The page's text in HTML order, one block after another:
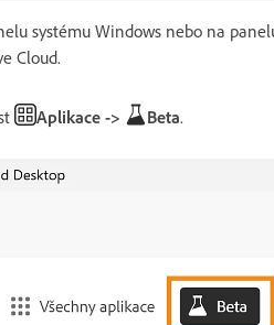
systému Windows nebo na
Cloud.
Aplikace -> Beta.